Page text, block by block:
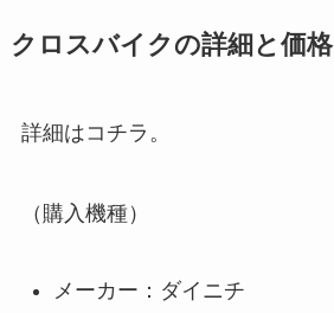
クロスバイクの詳細と価格
詳細はコチラ。
（購入機種）
メーカー：ダイニチ